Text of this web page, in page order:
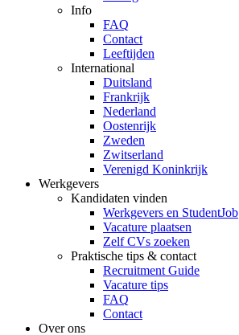
Info
FAQ
Contact
Leeftijden
International
Duitsland
Frankrijk
Nederland
Oostenrijk
Zweden
Zwitserland
Verenigd Koninkrijk
Werkgevers
Kandidaten vinden
Werkgevers en StudentJob
Vacature plaatsen
Zelf CVs zoeken
Praktische tips & contact
Recruitment Guide
Vacature tips
FAQ
Contact
Over ons